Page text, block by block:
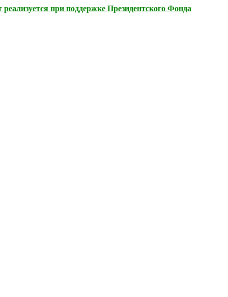
при поддержке Президентского Фонда